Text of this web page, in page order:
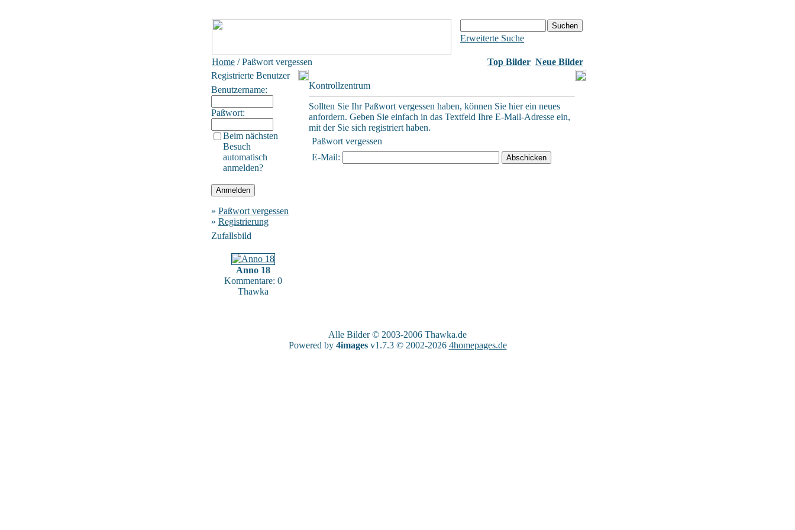
Erweiterte Suche
Home / Paßwort vergessen Top Bilder Neue Bilder
Registrierte Benutzer
Benutzername:
Paßwort:
Beim nächsten
Besuch
automatisch
anmelden?
» Paßwort vergessen
» Registrierung
Zufallsbild
Anno 18
Kommentare: 0
Thawka
Kontrollzentrum
Sollten Sie Ihr Paßwort vergessen haben, können Sie hier ein neues
anfordern. Geben Sie einfach in das Textfeld Ihre E-Mail-Adresse ein,
mit der Sie sich registriert haben.
Paßwort vergessen
E-Mail:
Alle Bilder © 2003-2006 Thawka.de
Powered by 4imagesv1.7.3 © 2002-2026 4homepages.de